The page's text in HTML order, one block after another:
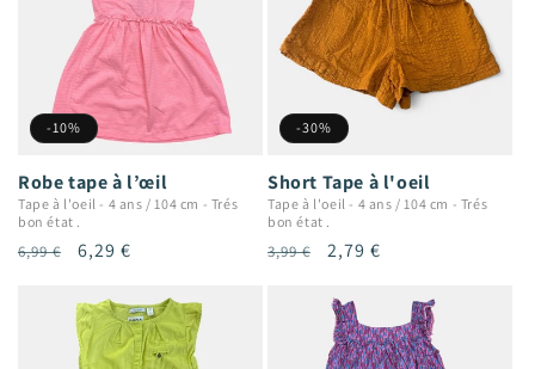
-10%
Robe tape à l’œil
Tape à l'oeil - 4 ans / 104 cm - Trés
bon état .
Prix
6,99 €
Prix
6,29 €
-30%
Short Tape à l'oeil
Tape à l'oeil - 4 ans / 104 cm - Trés
bon état .
Prix
3,99 €
Prix
2,79 €